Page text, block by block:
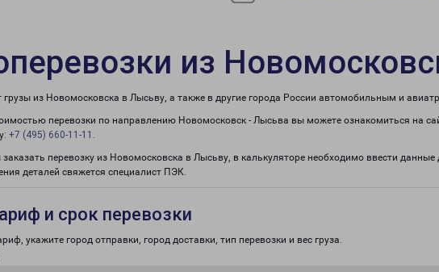
из
грузы из Новомосковска в Лысьву, а также в другие города России автомобильным и
перевозки по направлению Новомосковск - Лысьва вы можете ознакомиться на
+7 (495) 660-11-11 .
перевозку из Новомосковска в Лысьву, в калькуляторе необходимо ввести
деталей свяжется специалист ПЭК.
и срок перевозки
укажите город отправки, город доставки, тип перевозки и вес груза.